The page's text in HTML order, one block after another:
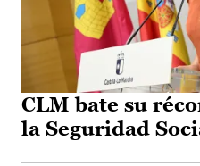
CLM bate su
la Seguridad